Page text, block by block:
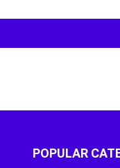
POPULAR